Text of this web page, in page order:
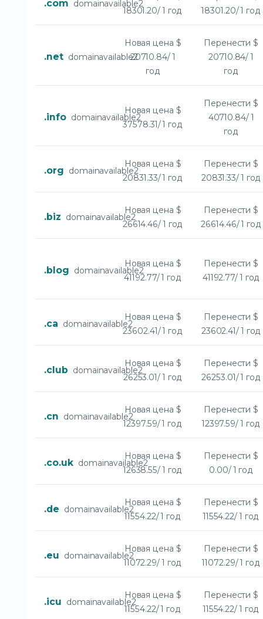
.com domainavailable2
18301.20/ 1 год
18301.20/ 1 год
.net domainavailable2
Новая цена $
20710.84/ 1
год
Перенести $
20710.84/ 1
год
.info domainavailable2
Новая цена $
37578.31/ 1 год
Перенести $
40710.84/ 1
год
.org domainavailable2
Новая цена $
20831.33/ 1 год
Перенести $
20831.33/ 1 год
.biz domainavailable2
Новая цена $
26614.46/ 1 год
Перенести $
26614.46/ 1 год
.blog domainavailable2
Новая цена $
41192.77/ 1 год
Перенести $
41192.77/ 1 год
.ca domainavailable2
Новая цена $
23602.41/ 1 год
Перенести $
23602.41/ 1 год
.club domainavailable2
Новая цена $
26253.01/ 1 год
Перенести $
26253.01/ 1 год
.cn domainavailable2
Новая цена $
12397.59/ 1 год
Перенести $
12397.59/ 1 год
.co.uk domainavailable2
Новая цена $
12638.55/ 1 год
Перенести $
0.00/ 1 год
.de domainavailable2
Новая цена $
11554.22/ 1 год
Перенести $
11554.22/ 1 год
.eu domainavailable2
Новая цена $
11072.29/ 1 год
Перенести $
11072.29/ 1 год
.icu domainavailable2
Новая цена $
11554.22/ 1 год
Перенести $
11554.22/ 1 год